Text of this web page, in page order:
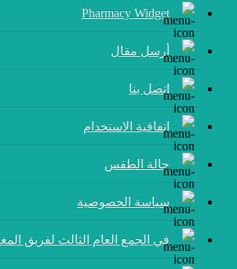
Pharmacy Widget
أرسل مقال
إتصل بنا
اتفاقية الاستخدام
حالة الطقس
سياسة الخصوصية